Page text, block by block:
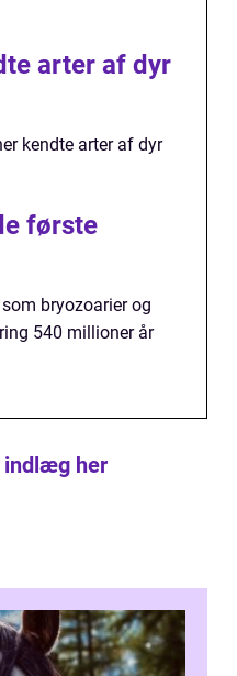
arter af dyr
kendte arter af dyr
første
bryozoarier og
540 millioner år
her